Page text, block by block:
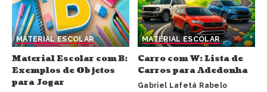
MATERIAL ESCOLAR
Material Escolar com B:
Exemplos de Objetos
para Jogar
MATERIAL ESCOLAR
Carro com W: Lista de
Carros para Adedonha
Gabriel Lafetá Rabelo